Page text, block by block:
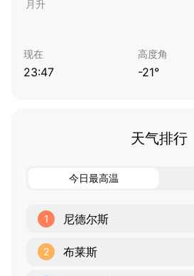
现在
23:47
高度角
-21°
天气排行
今日最高温
1 尼德尔斯
2 布莱斯